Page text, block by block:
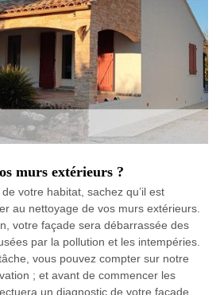
murs extérieurs ?
votre habitat, sachez qu’il est
au nettoyage de vos murs extérieurs.
votre façade sera débarrassée des
par la pollution et les intempéries.
vous pouvez compter sur notre
; et avant de commencer les
un diagnostic de votre façade